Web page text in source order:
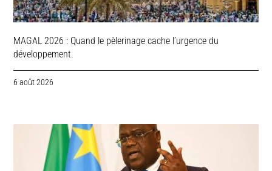
MAGAL 2026 : Quand le pèlerinage cache l’urgence du
développement.
6 août 2026